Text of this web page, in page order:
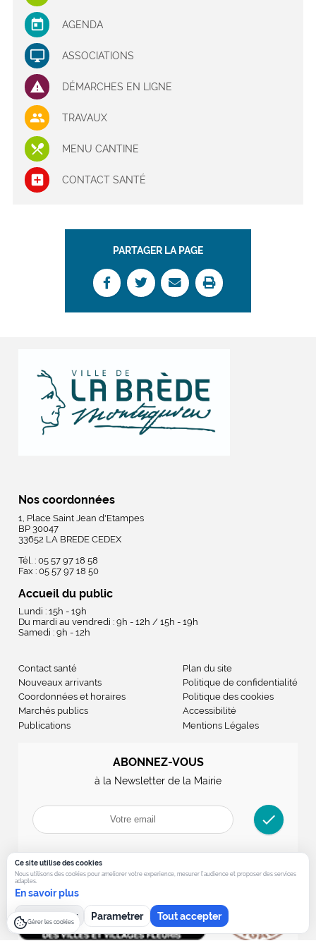
AGENDA
ASSOCIATIONS
DÉMARCHES EN LIGNE
TRAVAUX
MENU CANTINE
CONTACT SANTÉ
PARTAGER LA PAGE
Nos coordonnées
1, Place Saint Jean d'Etampes
BP 30047
33652 LA BREDE CEDEX
Tél. : 05 57 97 18 58
Fax : 05 57 97 18 50
Accueil du public
Lundi : 15h - 19h
Du mardi au vendredi : 9h - 12h / 15h - 19h
Samedi : 9h - 12h
Contact santé
Nouveaux arrivants
Coordonnées et horaires
Marchés publics
Publications
Plan du site
Politique de confidentialité
Politique des cookies
Accessibilité
Mentions Légales
ABONNEZ-VOUS
à la Newsletter de la Mairie
check
Ce site utilise des cookies
Nous utilisons des cookies pour ameliorer votre experience, mesurer l’audience et proposer des services
adaptes.
En savoir plus
Tout refuser Parametrer Tout accepter
Gérer les cookies